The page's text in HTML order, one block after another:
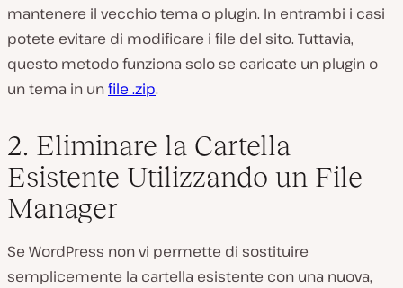
mantenere il vecchio tema o plugin. In entrambi i casi
potete evitare di modificare i file del sito. Tuttavia,
questo metodo funziona solo se caricate un plugin o
un tema in unfile .zip.
2. Eliminare la Cartella
Esistente Utilizzando un File
Manager
Se WordPress non vi permette di sostituire
semplicemente la cartella esistente con una nuova,